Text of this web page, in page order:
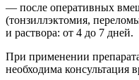
— после оперативных
(тонзиллэктомия,
и раствора: от 4 до 7 дней.
При применении
необходима консультация